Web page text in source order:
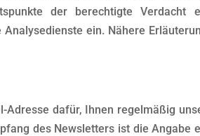
der berechtigte Verdacht
ein. Nähere
Adresse dafür, Ihnen regelmäßig
des Newsletters ist die Angabe